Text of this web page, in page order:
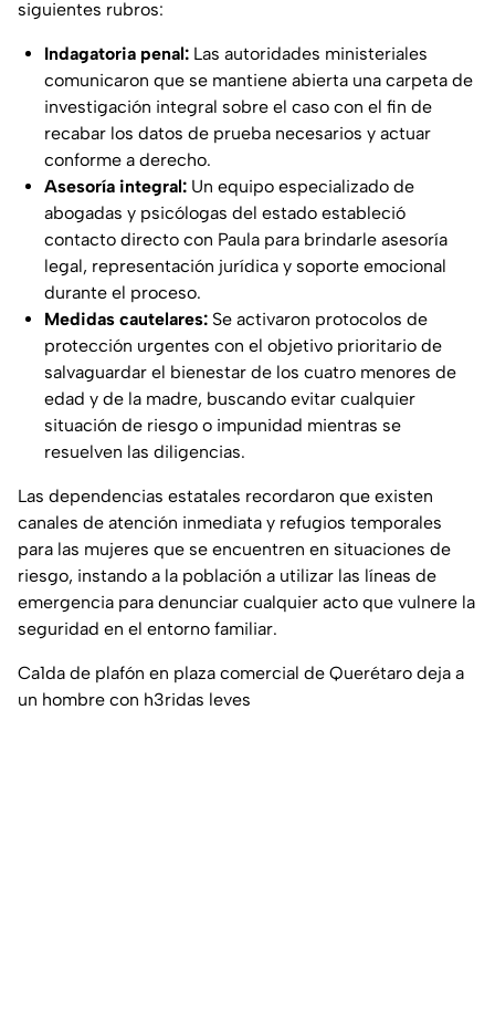
siguientes rubros:
Indagatoria penal: Las autoridades ministeriales
comunicaron que se mantiene abierta una carpeta de
investigación integral sobre el caso con el fin de
recabar los datos de prueba necesarios y actuar
conforme a derecho.
Asesoría integral: Un equipo especializado de
abogadas y psicólogas del estado estableció
contacto directo con Paula para brindarle asesoría
legal, representación jurídica y soporte emocional
durante el proceso.
Medidas cautelares: Se activaron protocolos de
protección urgentes con el objetivo prioritario de
salvaguardar el bienestar de los cuatro menores de
edad y de la madre, buscando evitar cualquier
situación de riesgo o impunidad mientras se
resuelven las diligencias.
Las dependencias estatales recordaron que existen
canales de atención inmediata y refugios temporales
para las mujeres que se encuentren en situaciones de
riesgo, instando a la población a utilizar las líneas de
emergencia para denunciar cualquier acto que vulnere la
seguridad en el entorno familiar.
Ca1da de plafón en plaza comercial de Querétaro deja a
un hombre con h3ridas leves